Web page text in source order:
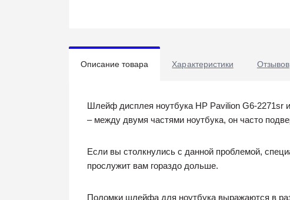
Описание товара Характеристики Отзывов
Шлейф дисплея ноутбука HP Pavilion G6-2271sr
– между двумя частями ноутбука, он часто
Если вы столкнулись с данной проблемой,
прослужит вам гораздо дольше.
Поломки шлейфа для ноутбука выражаются в